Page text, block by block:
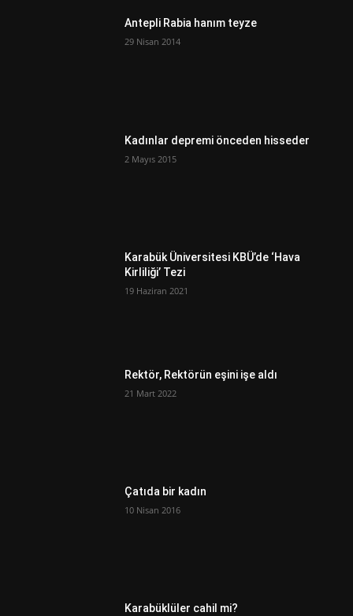
Antepli Rabia hanım teyze
29 Nisan 2014
Kadınlar depremi önceden hisseder
2 Mayıs 2015
Karabük Üniversitesi KBÜ’de ‘Hava
Kirliliği’ Tezi
19 Haziran 2021
Rektör, Rektörün eşini işe aldı
21 Mart 2022
Çatıda bir kadın
10 Nisan 2016
Karabüklüler cahil mi?